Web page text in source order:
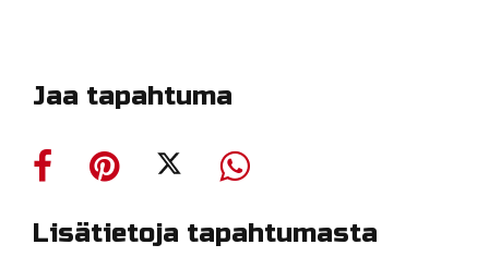
Jaa tapahtuma
Lisätietoja tapahtumasta